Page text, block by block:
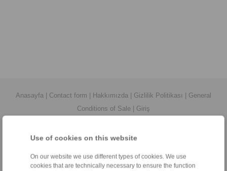
Use of cookies on this website
On our website we use different types of cookies. We use
cookies that are technically necessary to ensure the function
Anasayfa Contact form Hakkımızda Gizlilik Politikası
General
Conditions of Sale
Giriş